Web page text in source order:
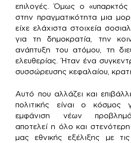
επιλογές. Όμως ο «υπαρκτός
στην πραγματικότητα μια
είχε ελάχιστα στοιχεία
για τη δημοκρατία, την
ανάπτυξη του ατόμου, τη
ελευθερίας. Ήταν ένα
συσσώρευσης κεφαλαίου,
Αυτό που αλλάζει και
πολιτικής είναι ο
εμφάνιση νέων
αποτελεί η όλο και
μας εθνικής εξέλιξης με τις